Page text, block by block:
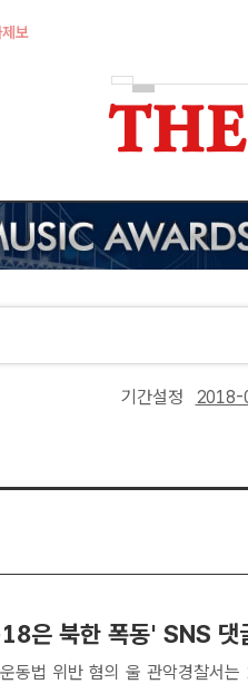
보
기간설정
은 북한 폭동' SNS 댓
관악경찰서는 26일 5·18민주화운동 등에